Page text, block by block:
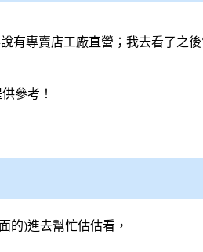
有專賣店工廠直營；我去看了之
參考！
的)進去幫忙估估看，